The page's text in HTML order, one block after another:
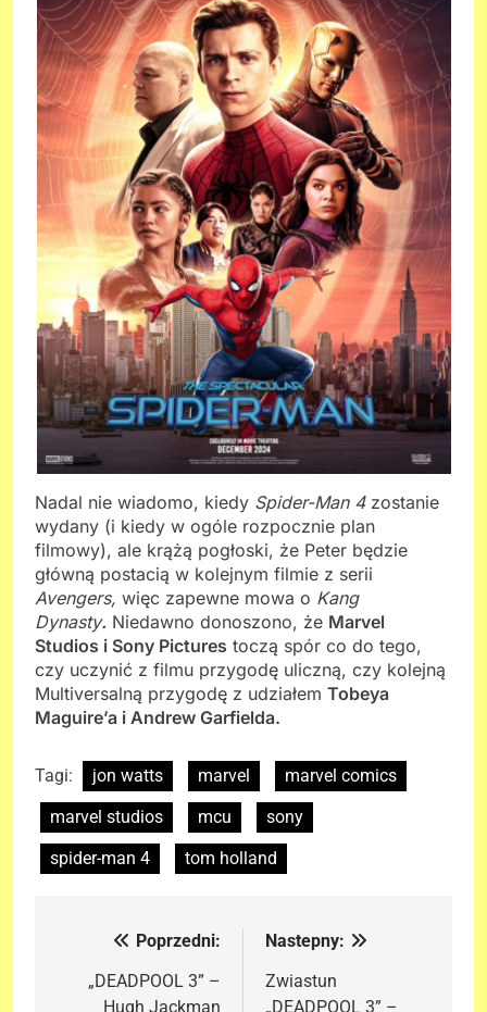
Nadal nie wiadomo, kiedy Spider-Man 4zostanie
wydany (i kiedy w ogóle rozpocznie plan
filmowy), ale krążą pogłoski, że Peter będzie
główną postacią w kolejnym filmie z serii
Avengers, więc zapewne mowa o Kang
Dynasty. Niedawno donoszono, że Marvel
Studios i Sony Pictures toczą spór co do tego,
czy uczynić z filmu przygodę uliczną, czy kolejną
Multiversalną przygodę z udziałem Tobeya
Maguire’a i Andrew Garfielda.
Tagi: jon watts marvel
marvel comics
marvel studios
mcu
sony
spider-man 4
tom holland
Nawigacja
wpisu
Poprzedni:
„DEADPOOL 3” –
Hugh Jackman
Nastepny:
Zwiastun
„DEADPOOL 3” –